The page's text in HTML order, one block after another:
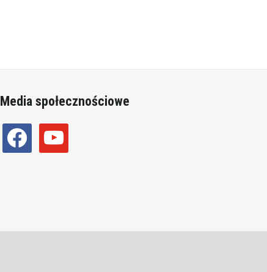
Media społecznościowe
facebook youtube